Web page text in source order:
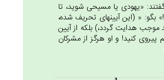
«يهودى يا مسيحى شويد، تا
بگو: « (اين آيينهاى تحريف شده،
موجب هدايت گردد،) بلكه از آيين
پيروى كنيد! و او هرگز از مشركان